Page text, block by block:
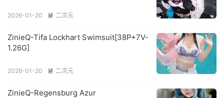
2026-01-20  二次元
ZinieQ-Tifa Lockhart Swimsuit[38P+7V-
1.26G]
2026-01-20  二次元
ZinieQ-Regensburg Azur